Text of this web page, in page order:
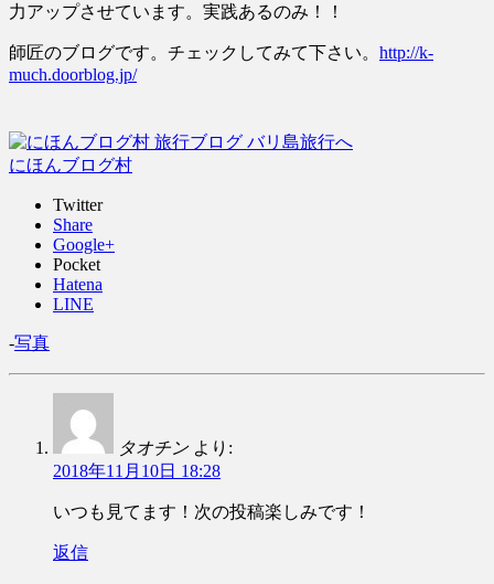
力アップさせています。実践あるのみ！！
師匠のブログです。チェックしてみて下さい。 http://k-
much.doorblog.jp/
にほんブログ村
Twitter
Share
Google+
Pocket
Hatena
LINE
-写真
タオチン より:
2018年11月10日 18:28
いつも見てます！次の投稿楽しみです！
返信